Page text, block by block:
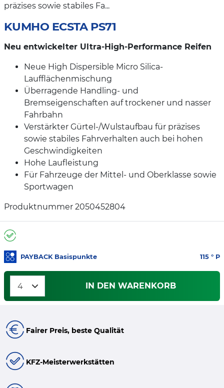
präzises sowie stabiles Fa...
KUMHO ECSTA PS71
Neu entwickelter Ultra-High-Performance Reifen
Neue High Dispersible Micro Silica-
Laufflächenmischung
Überragende Handling- und
Bremseigenschaften auf trockener und nasser
Fahrbahn
Verstärkter Gürtel-/Wulstaufbau für präzises
sowie stabiles Fahrverhalten auch bei hohen
Geschwindigkeiten
Hohe Laufleistung
Für Fahrzeuge der Mittel- und Oberklasse sowie
Sportwagen
Produktnummer 2050452804
PAYBACK Basispunkte 115 ° P
IN DEN WARENKORB
Fairer Preis, beste Qualität
KFZ-Meisterwerkstätten